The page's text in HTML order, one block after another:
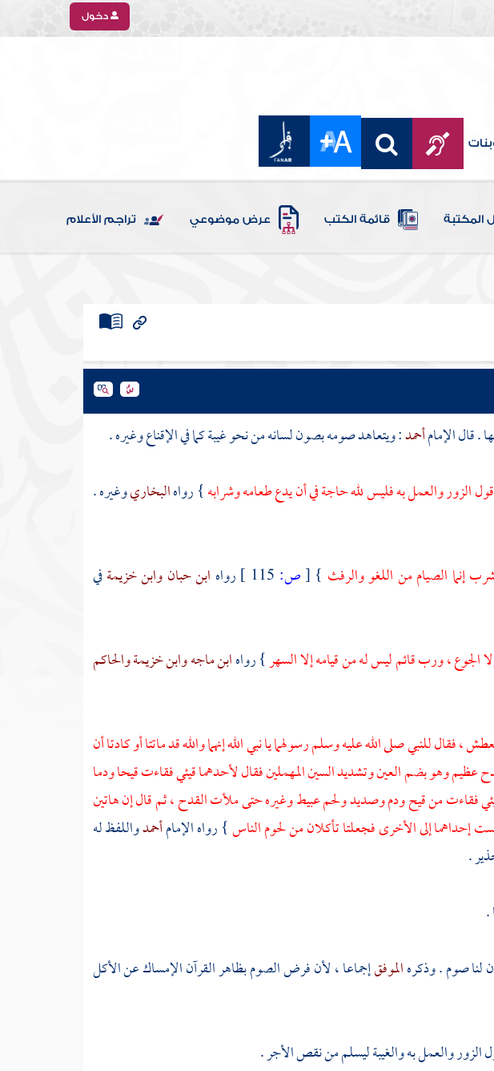
دخول
المكتبة قائمة الكتب عرض موضوعي تراجم الأعلام
قال الإمامأحمد: ويتعاهد صومه بصون لسانه من نحو غيبة كما في الإقناع وغيره .
الزور والعمل به فليس لله حاجة في أن يدع طعامه وشرابه} رواهالبخاريوغيره .
إنما الصيام من اللغو والرفث }
[ص: رواه ابن حبانوابن خزيمةفي
، ورب قائم ليس له من قيامه إلا السهر} رواهابن ماجهوابن خزيمةوالحاكم
، فقال للنبي صلى الله عليه وسلم رسولهما يا نبي الله إنهما والله قد ماتتا أو كادتا أن
عظيم وهو بضم العين وتشديد السين المهملين فقال لأحدهما قيئي فقاءت قيحا ودما
فقاءت من قيح ودم وصديد ولحم عبيط وغيره حتى ملأت القدح ، ثم قال إن هاتين
إحداهما إلى الأخرى فجعلتا تأكلان من لحوم الناس} رواه الإمامأحمدواللفظ له
.
.
لنا صوم . وذكرهالموفقإجماعا ، لأن فرض الصوم بظاهر القرآن الإمساك عن الأكل
الزور والعمل به والغيبة ليسلم من نقص الأجر .